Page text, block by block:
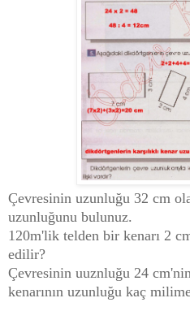
Çevresinin uzunluğu 32 cm
uzunluğunu bulunuz.
120m'lik telden bir kenarı 2
edilir?
Çevresinin uuznluğu 24
kenarının uzunluğu kaç